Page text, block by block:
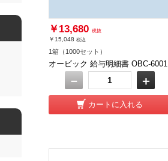
￥13,680 税抜
￥15,048 税込
1箱（1000セット）
オービック 給与明細書 OBC-6001
－ ＋
カートに入れる